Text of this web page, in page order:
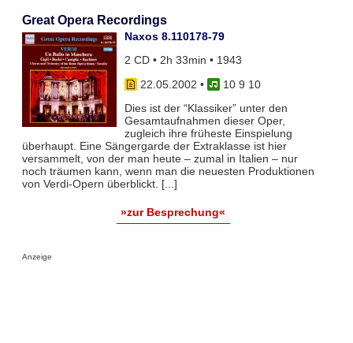
Great Opera Recordings
Naxos 8.110178-79
2 CD • 2h 33min • 1943
22.05.2002 •
10 9 10
Dies ist der “Klassiker” unter den
Gesamtaufnahmen dieser Oper,
zugleich ihre früheste Einspielung
überhaupt. Eine Sängergarde der Extraklasse ist hier
versammelt, von der man heute – zumal in Italien – nur
noch träumen kann, wenn man die neuesten Produktionen
von Verdi-Opern überblickt. [...]
»zur Besprechung«
Anzeige